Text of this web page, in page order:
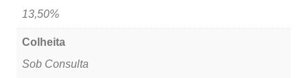
13,50%
Colheita
Sob Consulta